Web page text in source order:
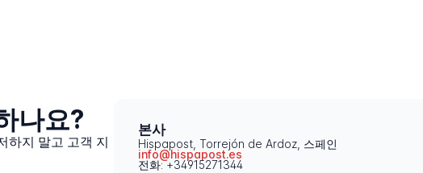
나요?
하지 말고 고객 지
본사
Hispapost, Torrejón de Ardoz, 스페인
info@hispapost.es
전화: +34915271344